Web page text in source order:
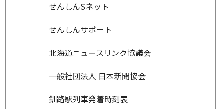
せんしんSネット
せんしんサポート
北海道ニュースリンク協議会
一般社団法人 日本新聞協会
釧路駅列車発着時刻表